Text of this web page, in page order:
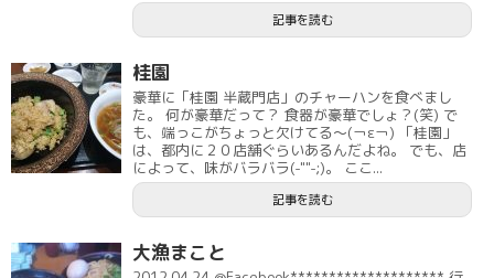
記事を読む
桂園
豪華に「桂園 半蔵門店」のチャーハンを食べまし
た。 何が豪華だって？ 食器が豪華でしょ？(笑) で
も、端っこがちょっと欠けてる～(￢ε￢) 「桂園」
は、都内に２０店舗ぐらいあるんだよね。 でも、店
によって、味がバラバラ(-""-;)。 ここ...
記事を読む
大漁まこと